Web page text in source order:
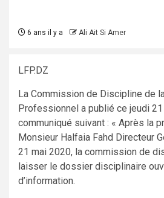
6 ans il y a Ali Ait Si Amer
LFP.DZ
La Commission de Discipline de
Professionnel a publié ce jeudi
communiqué suivant : « Après la
Monsieur Halfaia Fahd Directeur
21 mai 2020, la commission de
laisser le dossier disciplinaire
d’information.